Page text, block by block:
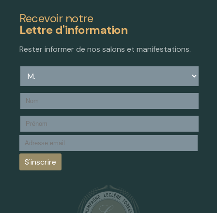
Recevoir notre
Lettre d'information
Rester informer de nos salons et manifestations.